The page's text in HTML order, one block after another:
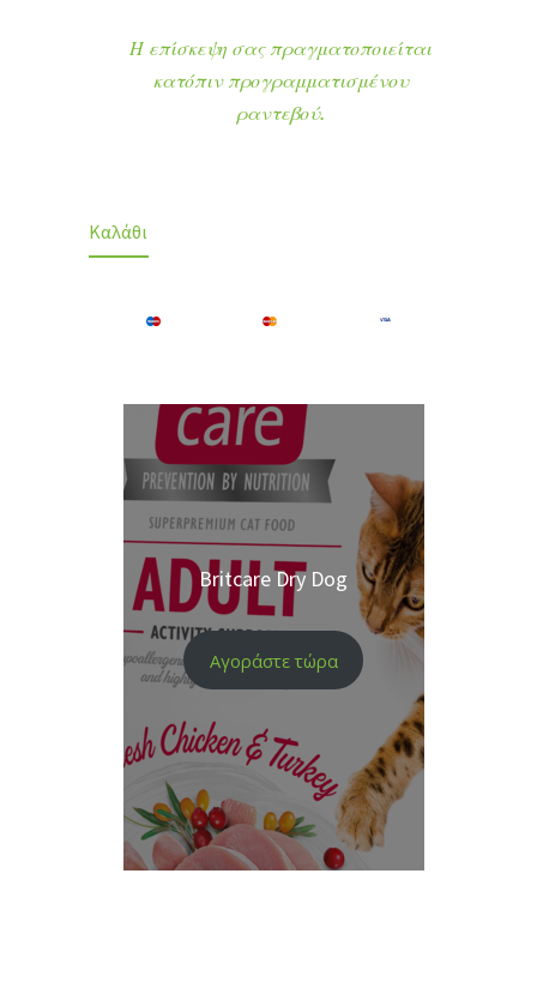
Η επίσκεψη σας πραγματοποιείται
κατόπιν προγραμματισμένου
ραντεβού.
Καλάθι
Britcare Dry Dog
Αγοράστε τώρα